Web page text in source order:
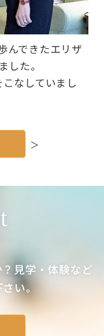
んできたエリザ
した。
なしていまし
＞
見学・体験など
い。